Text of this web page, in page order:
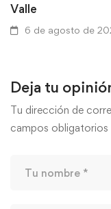
Valle
6 de agosto de
Deja tu
Tu dirección de
campos